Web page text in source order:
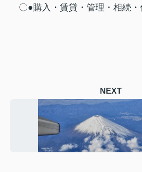
〇●購入・賃貸・管理・相続・
NEXT